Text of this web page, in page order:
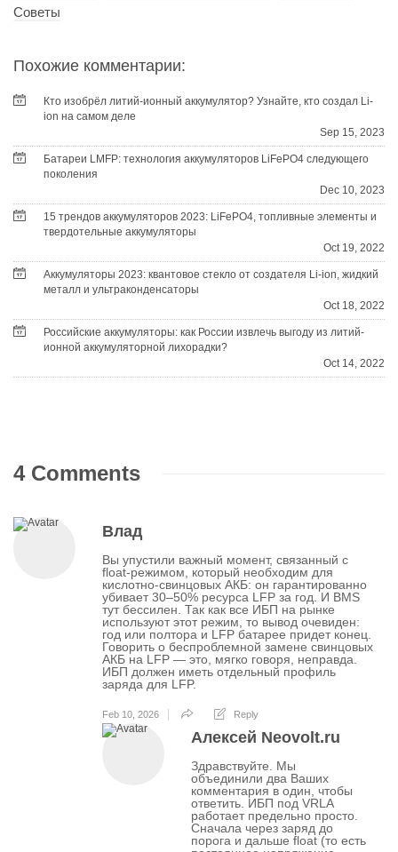
Советы
Похожие комментарии:
Кто изобрёл литий-ионный аккумулятор? Узнайте, кто создал Li-
ion на самом деле
Sep 15, 2023
Батареи LMFP: технология аккумуляторов LiFePO4 следующего
поколения
Dec 10, 2023
15 трендов аккумуляторов 2023: LiFePO4, топливные элементы и
твердотельные аккумуляторы
Oct 19, 2022
Аккумуляторы 2023: квантовое стекло от создателя Li-ion, жидкий
металл и ультраконденсаторы
Oct 18, 2022
Российские аккумуляторы: как России извлечь выгоду из литий-
ионной аккумуляторной лихорадки?
Oct 14, 2022
4 Comments
Влад
Вы упустили важный момент, связанный с
float-режимом, который необходим для
кислотно-свинцовых АКБ: он гарантированно
убивает 30–50% ресурса LFP за год. И BMS
тут бессилен. Так как все ИБП на рынке
используют этот режим, то вывод очевиден:
год или полтора и LFP батарее придет конец.
Говорить о беспроблемной замене свинцовых
АКБ на LFP — это, мягко говоря, неправда.
ИБП должен иметь отдельный профиль
заряда для LFP.
Feb 10, 2026 Reply
Алексей Neovolt.ru
Здравствуйте. Мы
объединили два Ваших
комментария в один, чтобы
ответить. ИБП под VRLA
работает предельно просто.
Сначала через заряд до
порога и дальше float (то есть